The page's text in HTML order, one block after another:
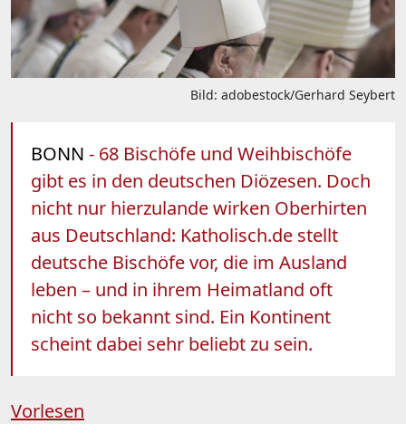
Bild: adobestock/Gerhard Seybert
BONN - 68 Bischöfe und Weihbischöfe
gibt es in den deutschen Diözesen. Doch
nicht nur hierzulande wirken Oberhirten
aus Deutschland: Katholisch.de stellt
deutsche Bischöfe vor, die im Ausland
leben – und in ihrem Heimatland oft
nicht so bekannt sind. Ein Kontinent
scheint dabei sehr beliebt zu sein.
Vorlesen